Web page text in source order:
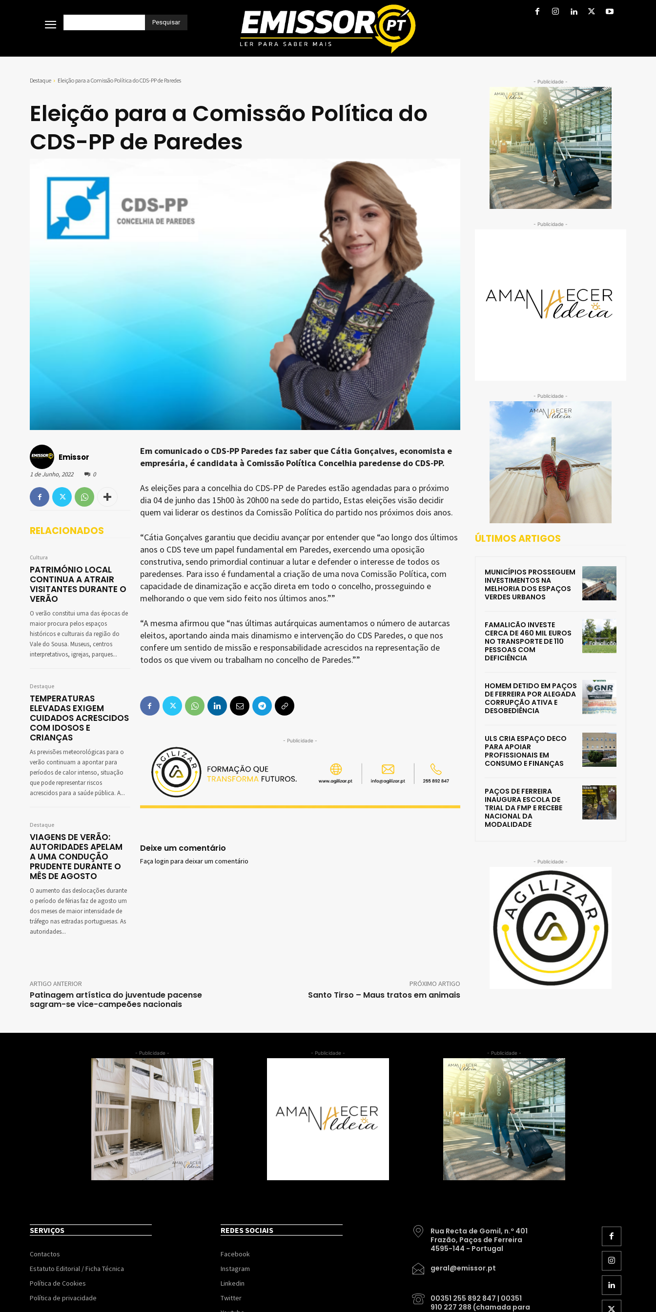
Pesquisar
Destaque Eleição para a Comissão Política do CDS-PP de Paredes
Eleição para a Comissão Política do
CDS-PP de Paredes
Emissor
1 de Junho, 2022 0
RELACIONADOS
Cultura
PATRIMÓNIO LOCAL
CONTINUA A ATRAIR
VISITANTES DURANTE O
VERÃO
O verão constitui uma das épocas de
maior procura pelos espaços
históricos e culturais da região do
Vale do Sousa. Museus, centros
interpretativos, igrejas, parques...
Destaque
TEMPERATURAS
ELEVADAS EXIGEM
CUIDADOS ACRESCIDOS
COM IDOSOS E
CRIANÇAS
As previsões meteorológicas para o
verão continuam a apontar para
períodos de calor intenso, situação
que pode representar riscos
acrescidos para a saúde pública. A...
Destaque
VIAGENS DE VERÃO:
AUTORIDADES APELAM
A UMA CONDUÇÃO
PRUDENTE DURANTE O
MÊS DE AGOSTO
O aumento das deslocações durante
o período de férias faz de agosto um
dos meses de maior intensidade de
tráfego nas estradas portuguesas. As
autoridades...
Em comunicado o CDS-PP Paredes faz saber que Cátia Gonçalves, economista e
empresária, é candidata à Comissão Política Concelhia paredense do CDS-PP.
As eleições para a concelhia do CDS-PP de Paredes estão agendadas para o próximo
dia 04 de junho das 15h00 às 20h00 na sede do partido, Estas eleições visão decidir
quem vai liderar os destinos da Comissão Política do partido nos próximos dois anos.
“Cátia Gonçalves garantiu que decidiu avançar por entender que “ao longo dos últimos
anos o CDS teve um papel fundamental em Paredes, exercendo uma oposição
construtiva, sendo primordial continuar a lutar e defender o interesse de todos os
paredenses. Para isso é fundamental a criação de uma nova Comissão Política, com
capacidade de dinamização e acção direta em todo o concelho, prosseguindo e
melhorando o que vem sido feito nos últimos anos.””
“A mesma afirmou que “nas últimas autárquicas aumentamos o número de autarcas
eleitos, aportando ainda mais dinamismo e intervenção do CDS Paredes, o que nos
confere um sentido de missão e responsabilidade acrescidos na representação de
todos os que vivem ou trabalham no concelho de Paredes.””
- Publicidade -
Deixe um comentário
Faça login para deixar um comentário
ARTIGO ANTERIOR
Patinagem artística do juventude pacense
sagram-se vice-campeões nacionais
PRÓXIMO ARTIGO
Santo Tirso – Maus tratos em animais
- Publicidade -
- Publicidade -
- Publicidade -
ÚLTIMOS ARTIGOS
MUNICÍPIOS PROSSEGUEM
INVESTIMENTOS NA
MELHORIA DOS ESPAÇOS
VERDES URBANOS
FAMALICÃO INVESTE
CERCA DE 460 MIL EUROS
NO TRANSPORTE DE 110
PESSOAS COM
DEFICIÊNCIA
HOMEM DETIDO EM PAÇOS
DE FERREIRA POR ALEGADA
CORRUPÇÃO ATIVA E
DESOBEDIÊNCIA
ULS CRIA ESPAÇO DECO
PARA APOIAR
PROFISSIONAIS EM
CONSUMO E FINANÇAS
PAÇOS DE FERREIRA
INAUGURA ESCOLA DE
TRIAL DA FMP E RECEBE
NACIONAL DA
MODALIDADE
- Publicidade -
- Publicidade - - Publicidade - - Publicidade -
SERVIÇOS
Contactos
Estatuto Editorial / Ficha Técnica
Política de Cookies
Política de privacidade
REDES SOCIAIS
Facebook
Instagram
Linkedin
Twitter
Rua Recta de Gomil, n.º 401
Frazão, Paços de Ferreira
4595-144 - Portugal
geral@emissor.pt
00351 255 892 847 | 00351
910 227 288 (chamada para